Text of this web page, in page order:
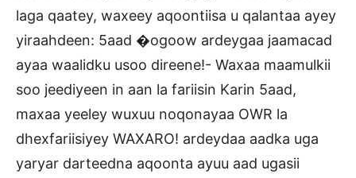
laga qaatey, waxeey aqoontiisa u qalantaa ayey
yiraahdeen: 5aad �ogoow ardeygaa jaamacad
ayaa waalidku usoo direene!- Waxaa maamulkii
soo jeediyeen in aan la fariisin Karin 5aad,
maxaa yeeley wuxuu noqonayaa OWR la
dhexfariisiyey WAXARO! ardeydaa aadka uga
yaryar darteedna aqoonta ayuu aad ugasii